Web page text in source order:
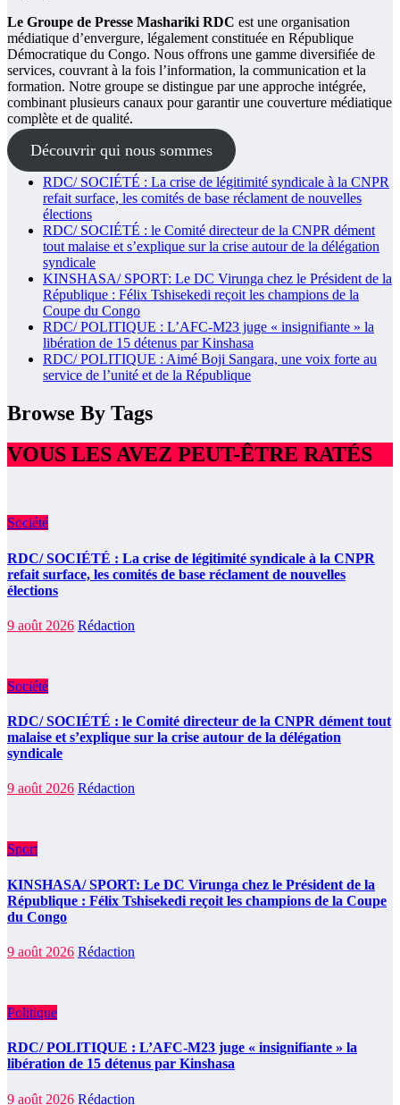
Le Groupe de Presse Mashariki RDC est une organisation
médiatique d’envergure, légalement constituée en République
Démocratique du Congo. Nous offrons une gamme diversifiée de
services, couvrant à la fois l’information, la communication et la
formation. Notre groupe se distingue par une approche intégrée,
combinant plusieurs canaux pour garantir une couverture médiatique
complète et de qualité.
Découvrir qui nous sommes
RDC/ SOCIÉTÉ : La crise de légitimité syndicale à la CNPR
refait surface, les comités de base réclament de nouvelles
élections
RDC/ SOCIÉTÉ : le Comité directeur de la CNPR dément
tout malaise et s’explique sur la crise autour de la délégation
syndicale
KINSHASA/ SPORT: Le DC Virunga chez le Président de la
République : Félix Tshisekedi reçoit les champions de la
Coupe du Congo
RDC/ POLITIQUE : L’AFC-M23 juge « insignifiante » la
libération de 15 détenus par Kinshasa
RDC/ POLITIQUE : Aimé Boji Sangara, une voix forte au
service de l’unité et de la République
Browse By Tags
VOUS LES AVEZ PEUT-ÊTRE RATÉS
Société
RDC/ SOCIÉTÉ : La crise de légitimité syndicale à la CNPR
refait surface, les comités de base réclament de nouvelles
élections
9 août 2026 Rédaction
Société
RDC/ SOCIÉTÉ : le Comité directeur de la CNPR dément tout
malaise et s’explique sur la crise autour de la délégation
syndicale
9 août 2026 Rédaction
Sport
KINSHASA/ SPORT: Le DC Virunga chez le Président de la
République : Félix Tshisekedi reçoit les champions de la Coupe
du Congo
9 août 2026 Rédaction
Politique
RDC/ POLITIQUE : L’AFC-M23 juge « insignifiante » la
libération de 15 détenus par Kinshasa
9 août 2026 Rédaction